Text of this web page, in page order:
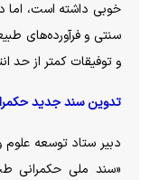
خوبی داشته است، اما
سنتی و فرآورده‌های
و توفیقات کمتر از حد
تدوین سند جدید
دبیر ستاد توسعه
«سند ملی حکمرانی